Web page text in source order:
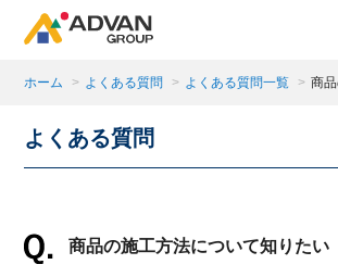
商品ページにある「お気に入り登録」を
商品がここに表示されます。
ホーム > よくある質問 > よくある質問一覧 > 商
よくある質問
商品の施工方法について知りたい